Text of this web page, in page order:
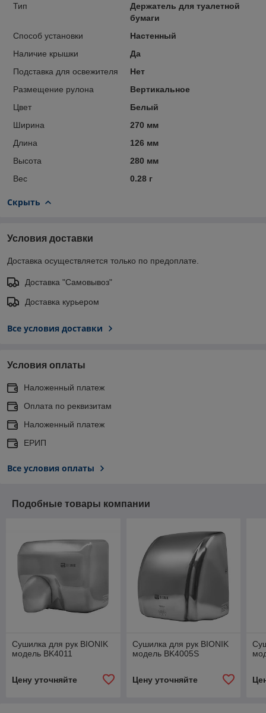
Тип
Держатель для туалетной
бумаги
Способ установки
Настенный
Наличие крышки
Да
Подставка для освежителя
Нет
Размещение рулона
Вертикальное
Цвет
Белый
Ширина
270 мм
Длина
126 мм
Высота
280 мм
Вес
0.28 г
Скрыть
Условия доставки
Доставка осуществляется только по предоплате.
Доставка "Самовывоз"
Доставка курьером
Все условия доставки
Условия оплаты
Наложенный платеж
Оплата по реквизитам
Наложенный платеж
ЕРИП
Все условия оплаты
Подобные товары компании
Сушилка для рук BIONIK
модель BK4011
Цену уточняйте
Сушилка для рук BIONIK
модель BK4005S
Цену уточняйте